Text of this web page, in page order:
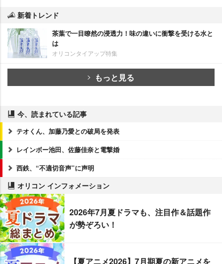
新着トレンド
茶葉で一目瞭然の浸透力！味の違いに衝撃を受ける水と
は
オリコンタイアップ特集
もっと見る
今、読まれている記事
テオくん、加藤乃愛との破局を発表
レインボー池田、佐藤佳奈と電撃婚
西鉄、“不適切音声”に声明
オリコン インフォメーション
2026年7月夏ドラマも、注目作＆話題作
が勢ぞろい！
【夏アニメ2026】7月期夏の新アニメを